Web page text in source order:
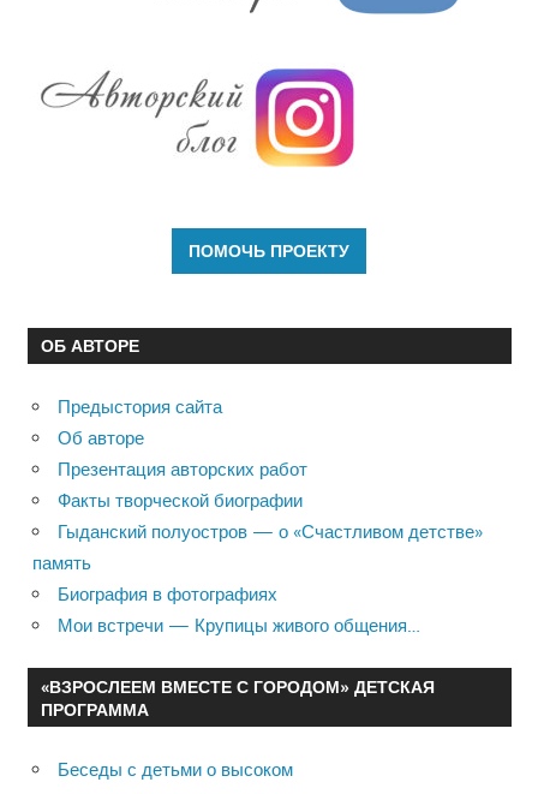
ОБ АВТОРЕ
Предыстория сайта
Об авторе
Презентация авторских работ
Факты творческой биографии
Гыданский полуостров — о «Счастливом детстве»
память
Биография в фотографиях
Мои встречи — Крупицы живого общения…
«ВЗРОСЛЕЕМ ВМЕСТЕ С ГОРОДОМ» ДЕТСКАЯ
ПРОГРАММА
Беседы с детьми о высоком